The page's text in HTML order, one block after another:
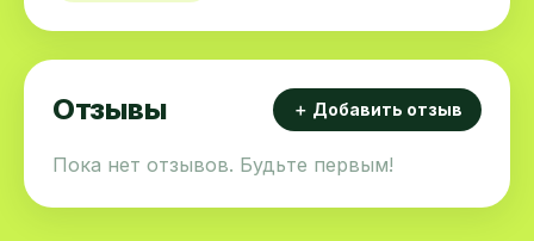
Отзывы ＋ Добавить отзыв
Пока нет отзывов. Будьте первым!